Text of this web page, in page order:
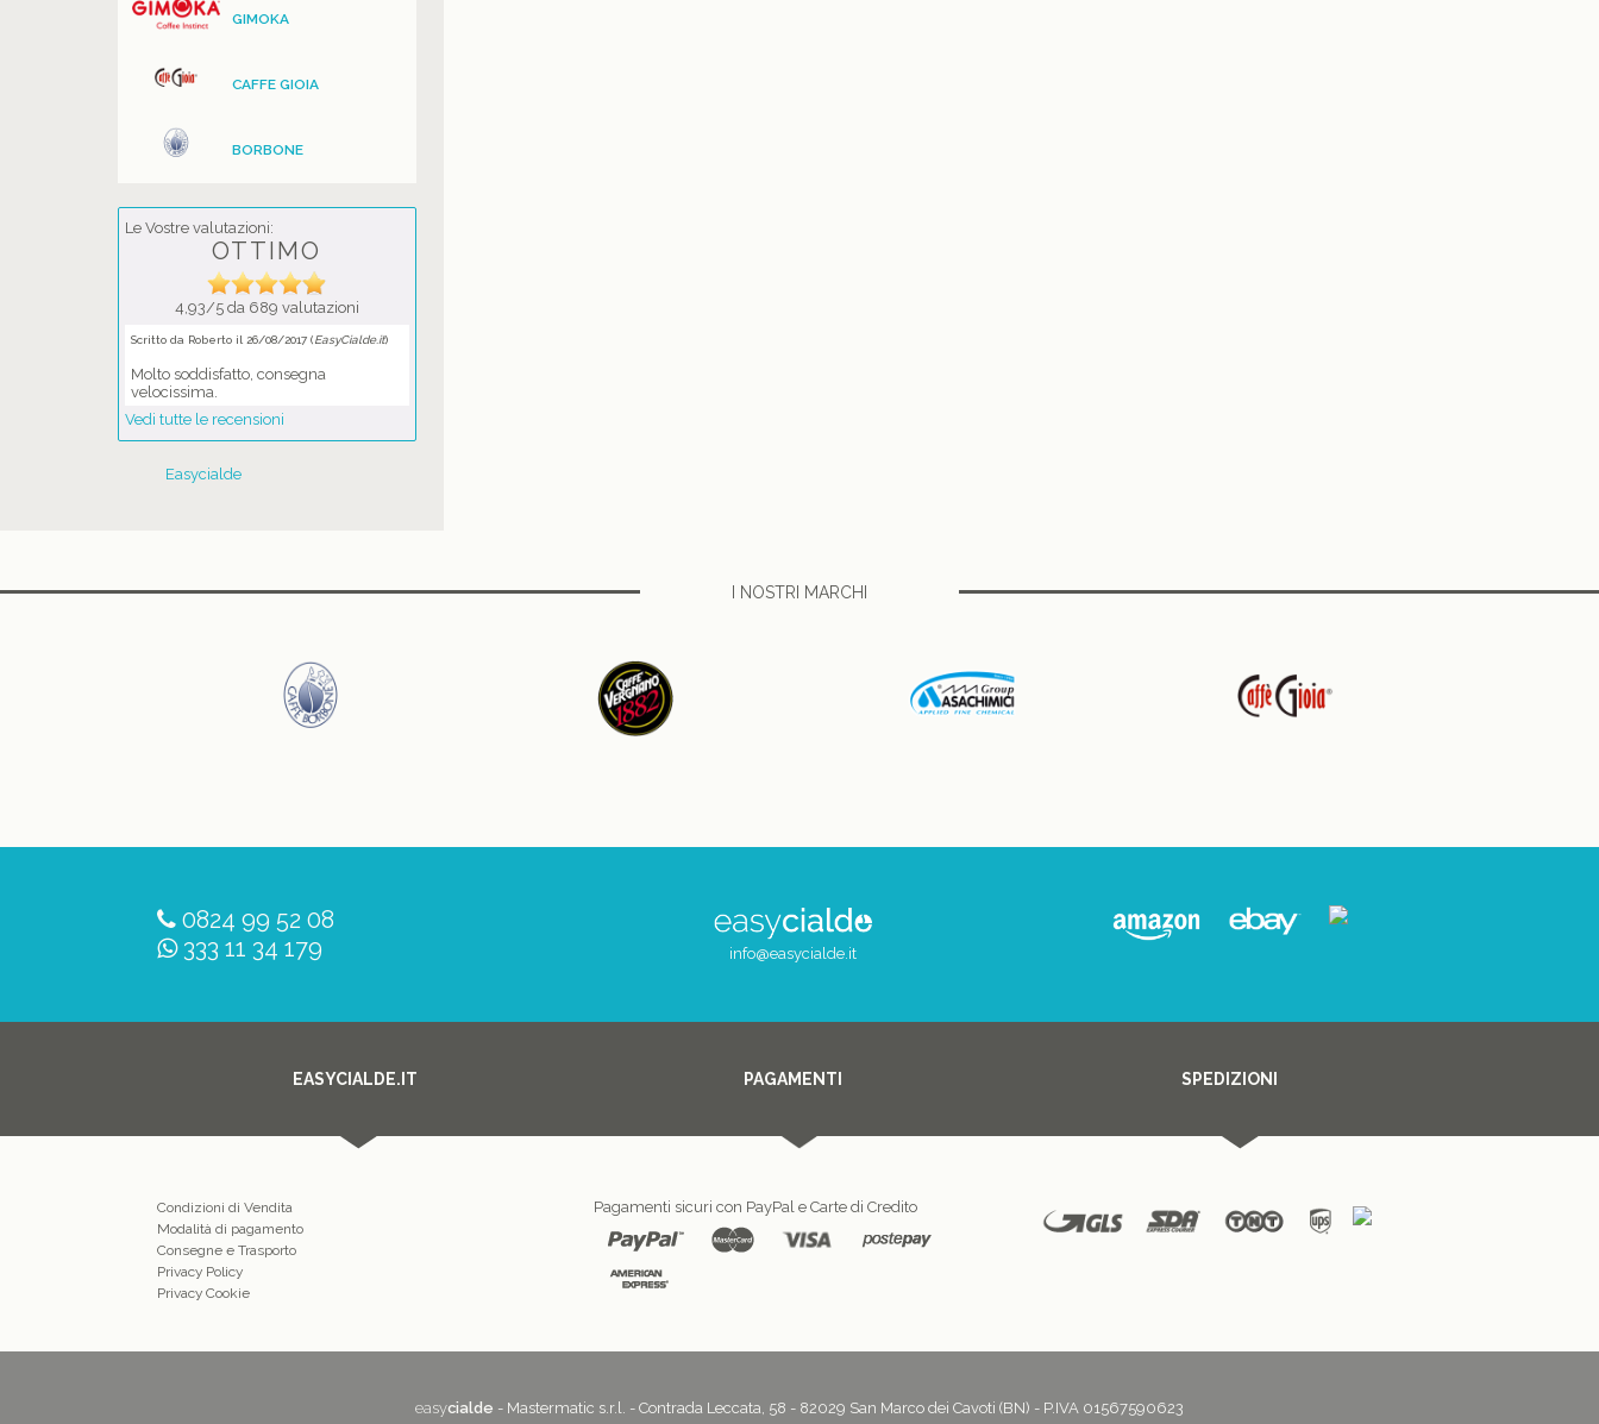
GIMOKA
CAFFE GIOIA
BORBONE
Le Vostre valutazioni:
OTTIMO
4,93/5 da 689 valutazioni
Scritto da Roberto il 26/08/2017 (EasyCialde.it)
Molto soddisfatto, consegna
velocissima.
Vedi tutte le recensioni
Easycialde
I NOSTRI MARCHI
0824 99 52 08
333 11 34 179
info@easycialde.it
EASYCIALDE.IT PAGAMENTI SPEDIZIONI
Condizioni di Vendita
Modalità di pagamento
Consegne e Trasporto
Privacy Policy
Privacy Cookie
Pagamenti sicuri con PayPal e Carte di Credito
easycialde - Mastermatic s.r.l. - Contrada Leccata, 58 - 82029 San Marco dei Cavoti (BN) - P.IVA 01567590623